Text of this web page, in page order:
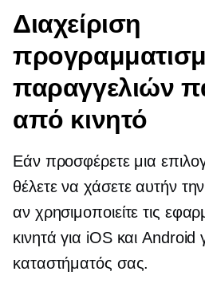
Διαχείριση
παραγγελιών
από κινητό
Εάν προσφέρετε μια
θέλετε να χάσετε αυτήν
αν χρησιμοποιείτε τις
κινητά για iOS και Android
καταστήματός σας.